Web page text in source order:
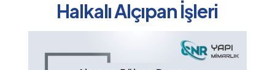
Halkalı Alçıpan İşleri